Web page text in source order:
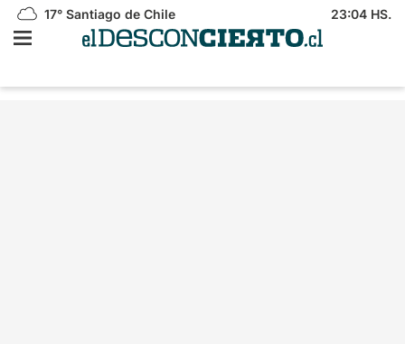
17° Santiago de Chile 23:04 HS.